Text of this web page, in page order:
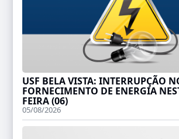
USF BELA VISTA: INTERRUPÇÃO
FORNECIMENTO DE ENERGIA
FEIRA (06)
05/08/2026